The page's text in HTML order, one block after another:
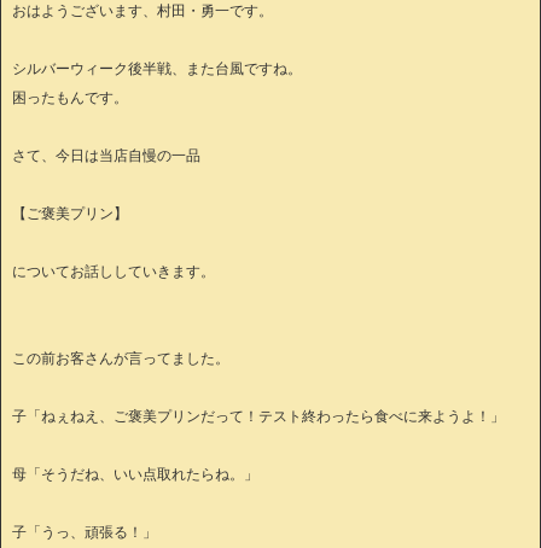
おはようございます、村田・勇一です。
シルバーウィーク後半戦、また台風ですね。
困ったもんです。
さて、今日は当店自慢の一品
【ご褒美プリン】
についてお話ししていきます。
この前お客さんが言ってました。
子「ねぇねえ、ご褒美プリンだって！テスト終わったら食べに来ようよ！」
母「そうだね、いい点取れたらね。」
子「うっ、頑張る！」